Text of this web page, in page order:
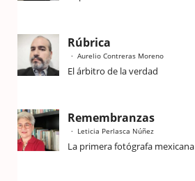
Rúbrica
Aurelio Contreras Moreno
El árbitro de la verdad
Remembranzas
Leticia Perlasca Núñez
La primera fotógrafa mexicana